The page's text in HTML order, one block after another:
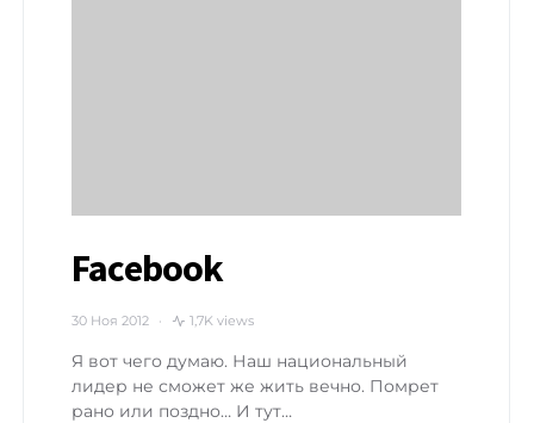
Facebook
30 Ноя 2012 1,7K views
Я вот чего думаю. Наш национальный
лидер не сможет же жить вечно. Помрет
рано или поздно… И тут…